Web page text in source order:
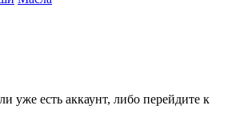
уже есть аккаунт, либо перейдите к